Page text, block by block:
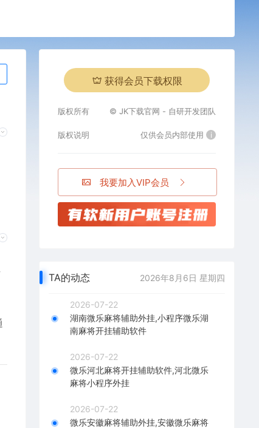
获得会员下载权限
版权所有 © JK下载官网 - 自研开发团队
版权说明 仅供会员内部使用 i
我要加入VIP会员
TA的动态 2026年8月6日 星期四
2026-07-22
湖南微乐麻将辅助外挂,小程序微乐湖
南麻将开挂辅助软件
2026-07-22
微乐河北麻将开挂辅助软件,河北微乐
麻将小程序外挂
2026-07-22
微乐安徽麻将辅助外挂,安徽微乐麻将